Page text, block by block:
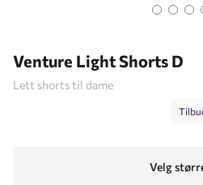
Venture Light Shorts D
Lett shorts til dame
Velg